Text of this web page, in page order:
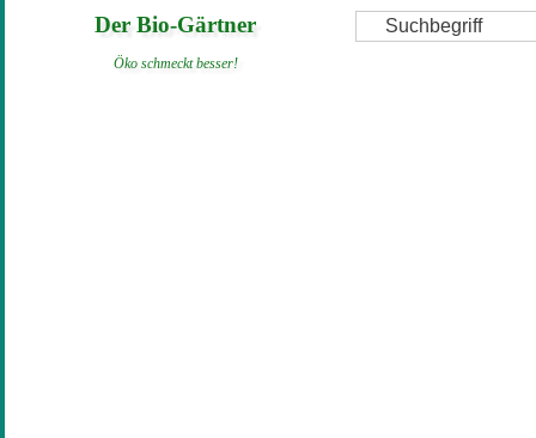
Suche
Der Bio-Gärtner
Öko schmeckt besser!